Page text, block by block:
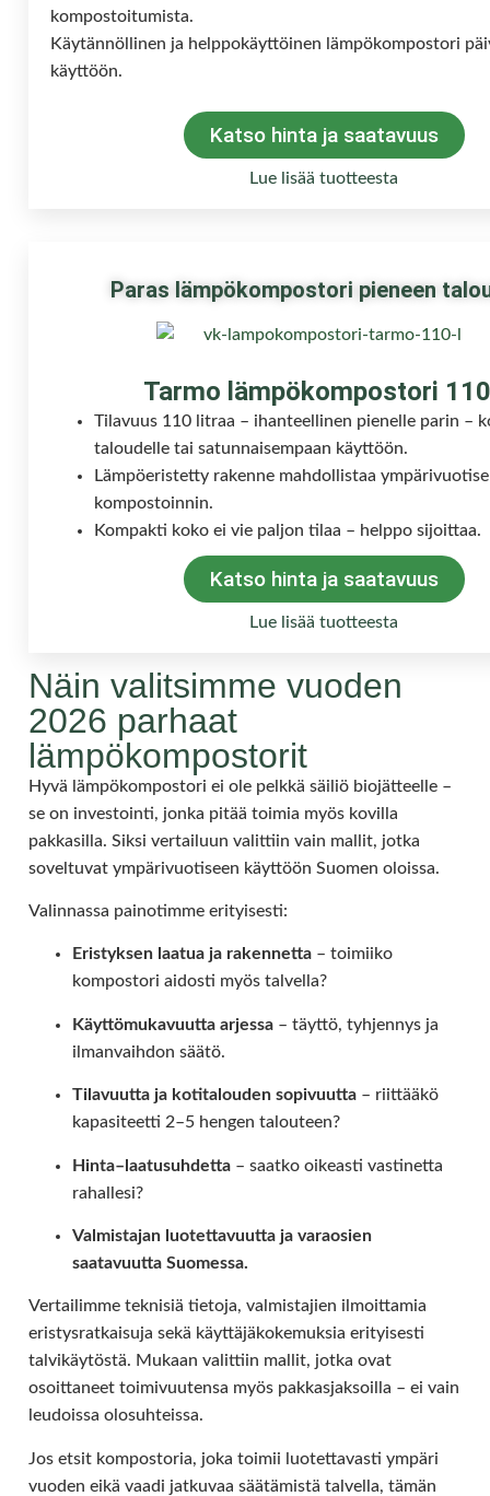
kompostoitumista.
Käytännöllinen ja helppokäyttöinen lämpökompostori
käyttöön.
Katso hinta ja saatavuus
Lue lisää tuotteesta
Paras lämpökompostori pieneen
Tarmo lämpökompostori
Tilavuus 110 litraa – ihanteellinen pienelle parin –
taloudelle tai satunnaisempaan käyttöön.
Lämpöeristetty rakenne mahdollistaa
kompostoinnin.
Kompakti koko ei vie paljon tilaa – helppo sijoittaa.
Katso hinta ja saatavuus
Lue lisää tuotteesta
Näin valitsimme vuoden
2026 parhaat
lämpökompostorit
Hyvä lämpökompostori ei ole pelkkä säiliö biojätteelle –
se on investointi, jonka pitää toimia myös kovilla
pakkasilla. Siksi vertailuun valittiin vain mallit, jotka
soveltuvat ympärivuotiseen käyttöön Suomen oloissa.
Valinnassa painotimme erityisesti:
Eristyksen laatua ja rakennetta – toimiiko
kompostori aidosti myös talvella?
Käyttömukavuutta arjessa – täyttö, tyhjennys ja
ilmanvaihdon säätö.
Tilavuutta ja kotitalouden sopivuutta – riittääkö
kapasiteetti 2–5 hengen talouteen?
Hinta–laatusuhdetta – saatko oikeasti vastinetta
rahallesi?
Valmistajan luotettavuutta ja varaosien
saatavuutta Suomessa.
Vertailimme teknisiä tietoja, valmistajien ilmoittamia
eristysratkaisuja sekä käyttäjäkokemuksia erityisesti
talvikäytöstä. Mukaan valittiin mallit, jotka ovat
osoittaneet toimivuutensa myös pakkasjaksoilla – ei vain
leudoissa olosuhteissa.
Jos etsit kompostoria, joka toimii luotettavasti ympäri
vuoden eikä vaadi jatkuvaa säätämistä talvella, tämän